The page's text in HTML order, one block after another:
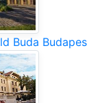
Buda